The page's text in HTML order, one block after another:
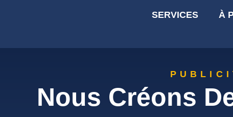
SERVICES À
Nous Créons